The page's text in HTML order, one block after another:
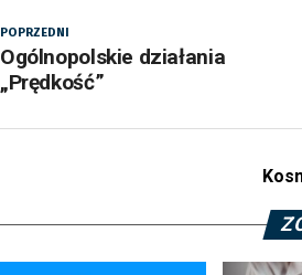
POPRZEDNI
Ogólnopolskie działania
„Prędkość”